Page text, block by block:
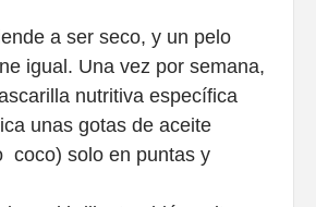
a ser seco, y un pelo
igual. Una vez por semana,
nutritiva específica
unas gotas de aceite
coco) solo en puntas y